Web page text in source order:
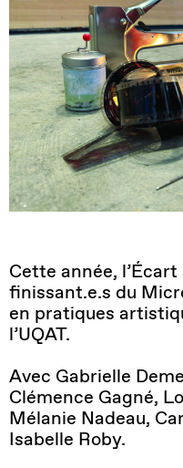
Cette année,
finissant.e.s du
en pratiques
l’UQAT.
Avec Gabrielle
Clémence Gagné,
Mélanie Nadeau,
Isabelle Roby.